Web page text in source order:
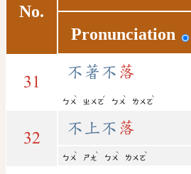
No.
Pronunciation
31
不著不 落
ㄅㄨ
ˋ
ㄓㄨㄛ
ˊ
ㄅㄨ
ˋ
ㄌㄨㄛ
ˋ
32
不上不 落
ㄅㄨ
ˋ
ㄕㄤ
ˋ
ㄅㄨ
ˋ
ㄌㄨㄛ
ˋ